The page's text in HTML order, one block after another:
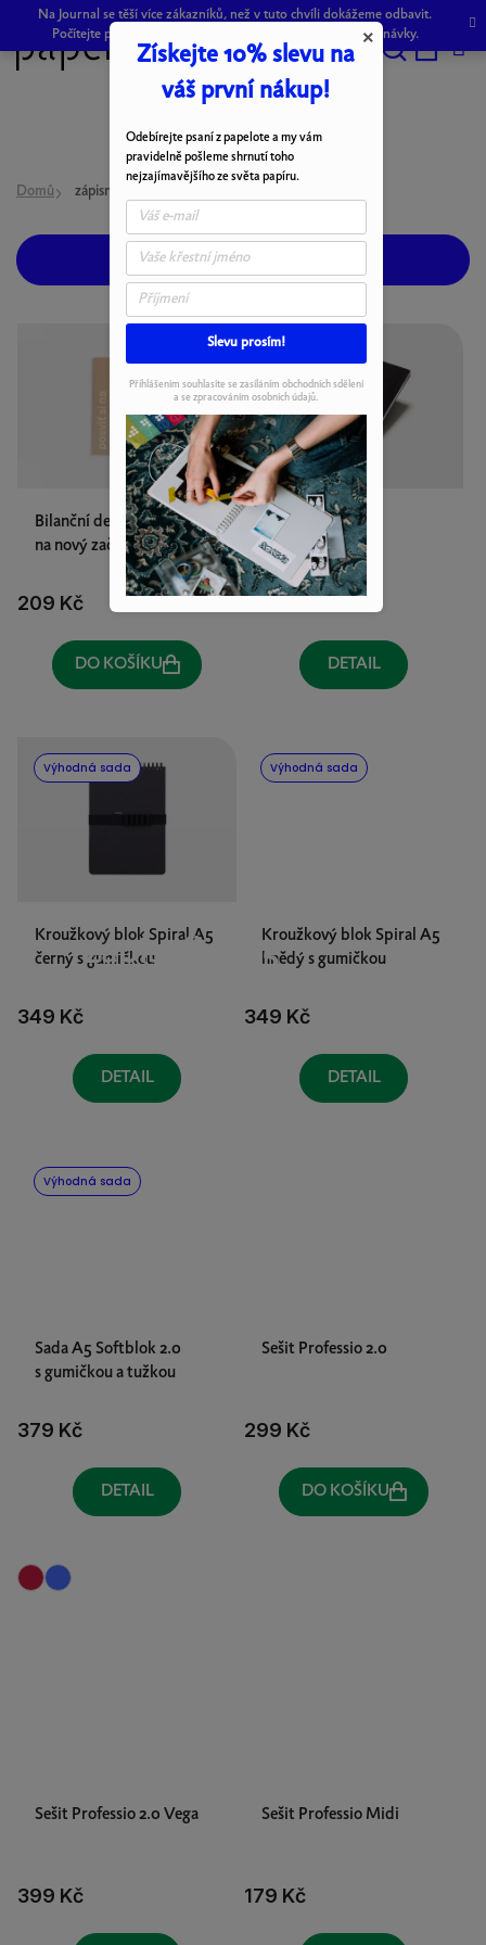
obsah
Na Journal se těší více zákazníků, než v tuto chvíli dokážeme odbavit.
Počítejte prosím s drobným zpožděním při odeslání objednávky.
Hledat
Domů zápisníky A5
zápisníky A5
OTEVŘÍT FILTR
u
k
Bilanční deník – Posviť si
na nový začátek
209 Kč
DO KOŠÍKU
Fabrico deník
189 Kč
DETAIL
Výhodná sada
Kroužkový blok Spiral A5
černý s gumičkou
349 Kč
DETAIL
Výhodná sada
Kroužkový blok Spiral A5
hnědý s gumičkou
349 Kč
DETAIL
Výhodná sada
Sada A5 Softblok 2.0
s gumičkou a tužkou
379 Kč
DETAIL
Sešit Professio 2.0
299 Kč
DO KOŠÍKU
Sešit Professio 2.0 Vega
399 Kč
Sešit Professio Midi
179 Kč
×
Získejte 10% slevu na
váš první nákup!
Odebírejte psaní z papelote a my vám
pravidelně pošleme shrnutí toho
nejzajímavějšího ze světa papíru.
Slevu prosím!
Přihlášením souhlasíte se zasíláním obchodních sdělení
a se zpracováním osobních údajů.